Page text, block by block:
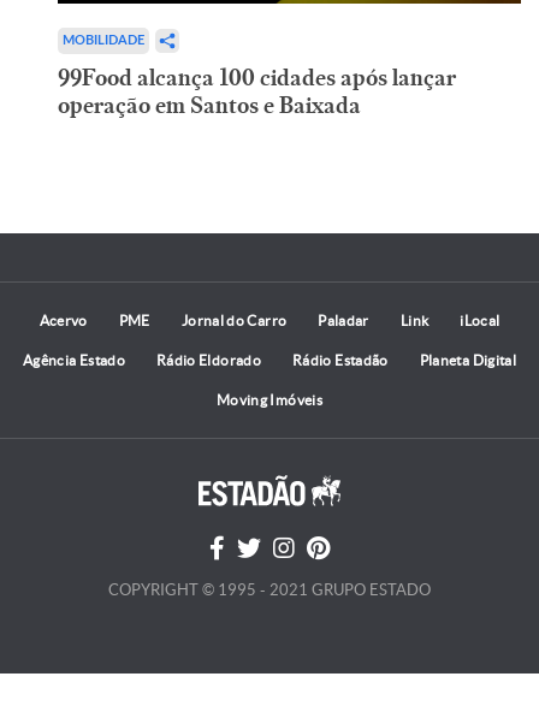
MOBILIDADE
99Food alcança 100 cidades após lançar
operação em Santos e Baixada
Acervo PME Jornal do Carro Paladar Link iLocal
Agência Estado Rádio Eldorado Rádio Estadão Planeta Digital
Moving Imóveis
COPYRIGHT © 1995 - 2021 GRUPO ESTADO